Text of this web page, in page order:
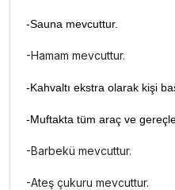
-Sauna mevcuttur.
-Hamam mevcuttur.
-Kahvaltı ekstra olarak kişi
-Muftakta tüm araç ve
-Barbekü mevcuttur.
-Ateş çukuru mevcuttur.